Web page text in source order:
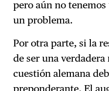
pero aún no
un problema.
Por otra parte, si la
de ser una
cuestión alemana
preponderante. El